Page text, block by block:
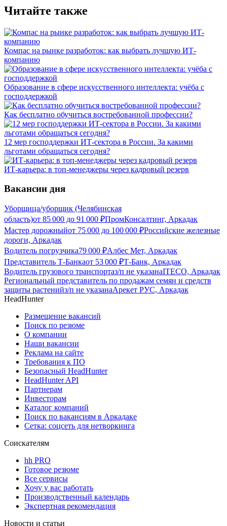
Читайте также
Компас на рынке разработок: как выбрать лучшую ИТ-
компанию
Образование в сфере искусственного интеллекта: учёба с
господдержкой
Как бесплатно обучиться востребованной профессии?
12 мер господдержки ИТ-сектора в России. За какими
льготами обращаться сегодня?
ИТ-карьера: в топ-менеджеры через кадровый резерв
Вакансии дня
Уборщица/уборщик (Челябинская
область)от 85 000 до 91 000 ₽ПромКонсалтинг, Аркадак
Мастер дорожныйот 75 000 до 100 000 ₽Российские железные
дороги, Аркадак
Водитель погрузчика79 000 ₽Албес Мет, Аркадак
Представитель Т-Банкаот 53 000 ₽Т-Банк, Аркадак
Водитель грузового транспортаз/п не указанаITECO, Аркадак
Региональный представитель по продажам семян и средств
защиты растенийз/п не указанаАрекет РУС, Аркадак
HeadHunter
Размещение вакансий
Поиск по резюме
О компании
Наши вакансии
Реклама на сайте
Требования к ПО
Безопасный HeadHunter
HeadHunter API
Партнерам
Инвесторам
Каталог компаний
Поиск по вакансиям в Аркадаке
Сетка: соцсеть для нетворкинга
Соискателям
hh PRO
Готовое резюме
Все сервисы
Хочу у вас работать
Производственный календарь
Экспертная рекомендация
Новости и статьи